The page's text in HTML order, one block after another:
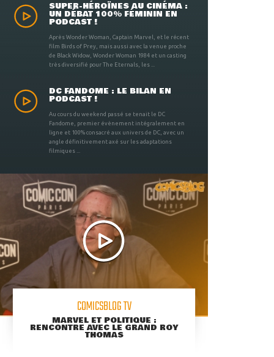
SUPER-HÉROÏNES AU CINÉMA :
UN DÉBAT 100% FÉMININ EN
PODCAST !
Après Wonder Woman, Captain Marvel, et le récent
film Birds of Prey, mais aussi avec la venue proche
de Black Widow, Wonder Woman 1984 et un casting
très diversifié pour The Eternals, les ...
DC FANDOME : LE BILAN EN
PODCAST !
Au cours du weekend passé se tenait le DC
Fandome, premier évènement intégralement en
ligne et 100% consacré aux univers de DC, avec un
angle définitivement axé sur les adaptations
filmiques ...
COMICSBLOG TV
MARVEL ET POLITIQUE :
RENCONTRE AVEC LE GRAND ROY
THOMAS